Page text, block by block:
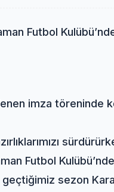
Futbol
imza töreninde
Futbol
sezon